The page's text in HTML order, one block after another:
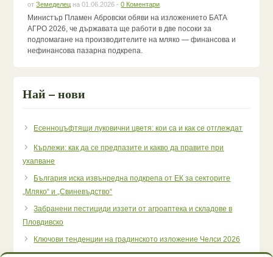
отЗемеделец на 01.06.2026 -0 Коментари
Министър Пламен Абровски обяви на изложението БАТА
АГРО 2026, че държавата ще работи в две посоки за
подпомагане на производителите на мляко — финансова и
нефинансова пазарна подкрепа.
Най – нови
Есенноцъфтящи луковични цветя: кои са и как се отглеждат
Кърлежи: как да се предпазите и какво да правите при
ухапване
България иска извънредна подкрепа от ЕК за секторите
„Мляко“ и „Свиневъдство“
Забранени пестициди иззети от агроаптека и складове в
Пловдивско
Ключови тенденции на градинското изложение Челси 2026